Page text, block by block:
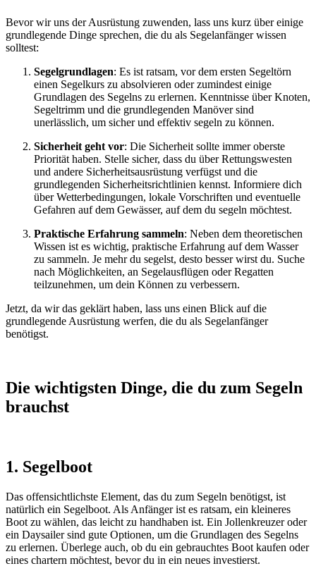
Bevor wir uns der Ausrüstung zuwenden, lass uns kurz über einige
grundlegende Dinge sprechen, die du als Segelanfänger wissen
solltest:
Segelgrundlagen: Es ist ratsam, vor dem ersten Segeltörn
einen Segelkurs zu absolvieren oder zumindest einige
Grundlagen des Segelns zu erlernen. Kenntnisse über Knoten,
Segeltrimm und die grundlegenden Manöver sind
unerlässlich, um sicher und effektiv segeln zu können.
Sicherheit geht vor: Die Sicherheit sollte immer oberste
Priorität haben. Stelle sicher, dass du über Rettungswesten
und andere Sicherheitsausrüstung verfügst und die
grundlegenden Sicherheitsrichtlinien kennst. Informiere dich
über Wetterbedingungen, lokale Vorschriften und eventuelle
Gefahren auf dem Gewässer, auf dem du segeln möchtest.
Praktische Erfahrung sammeln: Neben dem theoretischen
Wissen ist es wichtig, praktische Erfahrung auf dem Wasser
zu sammeln. Je mehr du segelst, desto besser wirst du. Suche
nach Möglichkeiten, an Segelausflügen oder Regatten
teilzunehmen, um dein Können zu verbessern.
Jetzt, da wir das geklärt haben, lass uns einen Blick auf die
grundlegende Ausrüstung werfen, die du als Segelanfänger
benötigst.
Die wichtigsten Dinge, die du zum Segeln
brauchst
1. Segelboot
Das offensichtlichste Element, das du zum Segeln benötigst, ist
natürlich ein Segelboot. Als Anfänger ist es ratsam, ein kleineres
Boot zu wählen, das leicht zu handhaben ist. Ein Jollenkreuzer oder
ein Daysailer sind gute Optionen, um die Grundlagen des Segelns
zu erlernen. Überlege auch, ob du ein gebrauchtes Boot kaufen oder
eines chartern möchtest, bevor du in ein neues investierst.